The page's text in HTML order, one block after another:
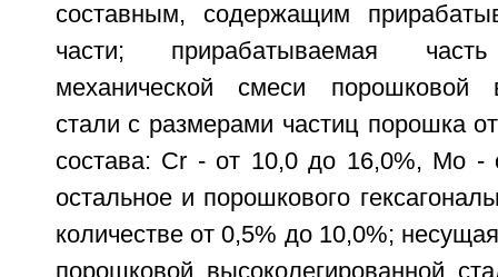
составным, содержащим
части; прирабатываемая
механической смеси порошковой
стали с размерами частиц порошка
состава: Cr - от 10,0 до 16,0%, Mo
остальное и порошкового
количестве от 0,5% до 10,0%;
порошковой высоколегированной